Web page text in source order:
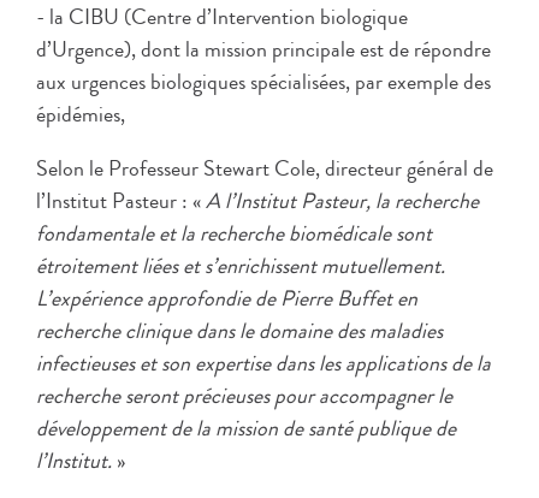
- la CIBU (Centre d’Intervention biologique
d’Urgence), dont la mission principale est de répondre
aux urgences biologiques spécialisées, par exemple des
épidémies,
Selon le Professeur Stewart Cole, directeur général de
l’Institut Pasteur : «A l’Institut Pasteur, la recherche
fondamentale et la recherche biomédicale sont
étroitement liées et s’enrichissent mutuellement.
L’expérience approfondie de Pierre Buffet en
recherche clinique dans le domaine des maladies
infectieuses et son expertise dans les applications de la
recherche seront précieuses pour accompagner le
développement de la mission de santé publique de
l’Institut.»